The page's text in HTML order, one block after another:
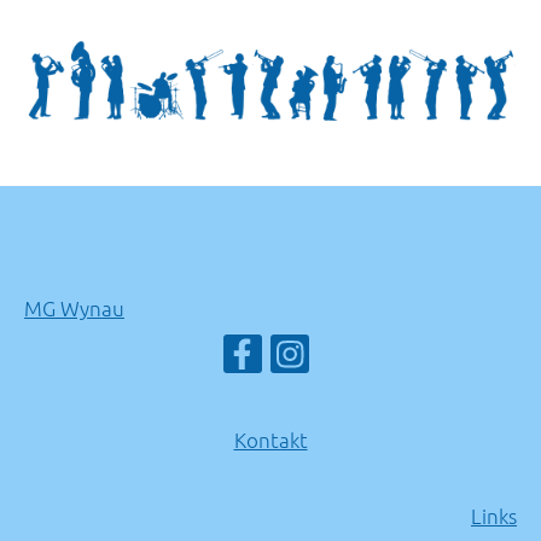
MG Wynau
Kontakt
Links